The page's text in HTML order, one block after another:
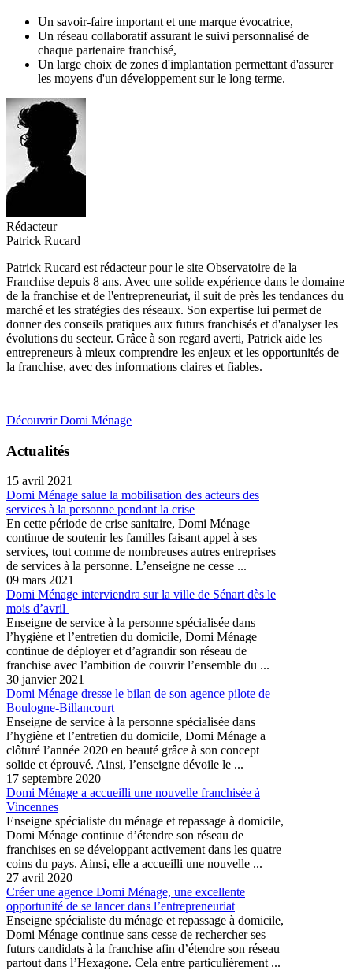
Un savoir-faire important et une marque évocatrice,
Un réseau collaboratif assurant le suivi personnalisé de
chaque partenaire franchisé,
Un large choix de zones d'implantation permettant d'assurer
les moyens d'un développement sur le long terme.
Rédacteur
Patrick Rucard
Patrick Rucard est rédacteur pour le site Observatoire de la
Franchise depuis 8 ans. Avec une solide expérience dans le domaine
de la franchise et de l'entrepreneuriat, il suit de près les tendances du
marché et les stratégies des réseaux. Son expertise lui permet de
donner des conseils pratiques aux futurs franchisés et d'analyser les
évolutions du secteur. Grâce à son regard averti, Patrick aide les
entrepreneurs à mieux comprendre les enjeux et les opportunités de
la franchise, avec des informations claires et fiables.
Découvrir Domi Ménage
Actualités
15 avril 2021
Domi Ménage salue la mobilisation des acteurs des
services à la personne pendant la crise
En cette période de crise sanitaire, Domi Ménage
continue de soutenir les familles faisant appel à ses
services, tout comme de nombreuses autres entreprises
de services à la personne. L’enseigne ne cesse ...
09 mars 2021
Domi Ménage interviendra sur la ville de Sénart dès le
mois d’avril
Enseigne de service à la personne spécialisée dans
l’hygiène et l’entretien du domicile, Domi Ménage
continue de déployer et d’agrandir son réseau de
franchise avec l’ambition de couvrir l’ensemble du ...
30 janvier 2021
Domi Ménage dresse le bilan de son agence pilote de
Boulogne-Billancourt
Enseigne de service à la personne spécialisée dans
l’hygiène et l’entretien du domicile, Domi Ménage a
clôturé l’année 2020 en beauté grâce à son concept
solide et éprouvé. Ainsi, l’enseigne dévoile le ...
17 septembre 2020
Domi Ménage a accueilli une nouvelle franchisée à
Vincennes
Enseigne spécialiste du ménage et repassage à domicile,
Domi Ménage continue d’étendre son réseau de
franchises en se développant activement dans les quatre
coins du pays. Ainsi, elle a accueilli une nouvelle ...
27 avril 2020
Créer une agence Domi Ménage, une excellente
opportunité de se lancer dans l’entrepreneuriat
Enseigne spécialiste du ménage et repassage à domicile,
Domi Ménage continue sans cesse de rechercher ses
futurs candidats à la franchise afin d’étendre son réseau
partout dans l’Hexagone. Cela entre particulièrement ...